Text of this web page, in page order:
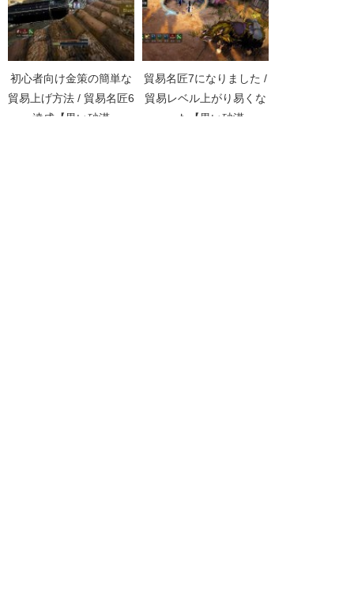
初心者向け金策の簡単な
貿易上げ方法 / 貿易名匠6
達成【黒い砂漠
貿易名匠7になりました /
貿易レベル上がり易くな
った【黒い砂漠